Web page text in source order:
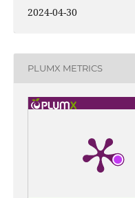
2024-04-30
PLUMX METRICS